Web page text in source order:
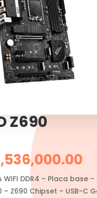
Z690
WIFI DDR4 – Placa base –
– Z690 Chipset – USB-C